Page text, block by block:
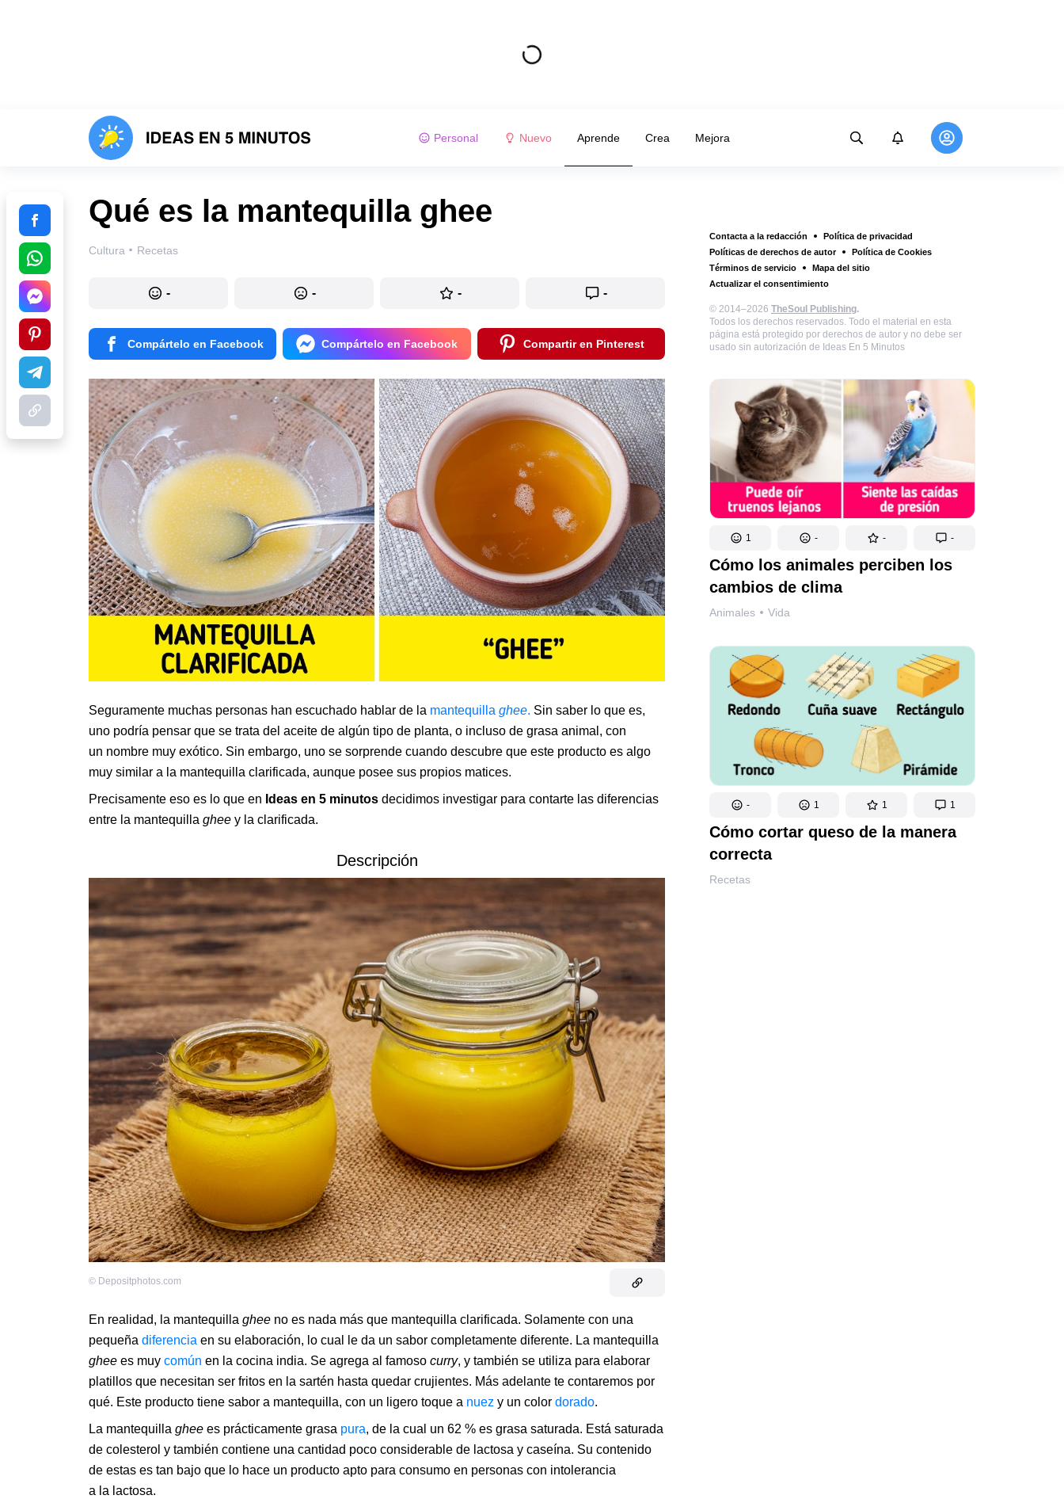
Personal Nuevo Aprende Crea Mejora
Contacta a la redacción
Política de privacidad
Políticas de derechos de autor
Política de Cookies
Términos de servicio
Mapa del sitio
Actualizar el consentimiento
© 2014–2026 TheSoul Publishing.
Todos los derechos reservados. Todo el material en esta
página está protegido por derechos de autor y no debe ser
usado sin autorización de Ideas En 5 Minutos
1 - - -
Cómo los animales perciben los
cambios de clima
Animales Vida
- 1 1 1
Cómo cortar queso de la manera
correcta
Recetas
Qué es la mantequilla ghee
Cultura · Recetas
- - - -
Compártelo en Facebook Compártelo en Facebook Compartir en Pinterest
Seguramente muchas personas han escuchado hablar de la mantequilla ghee. Sin saber lo que es,
uno podría pensar que se trata del aceite de algún tipo de planta, o incluso de grasa animal, con
un nombre muy exótico. Sin embargo, uno se sorprende cuando descubre que este producto es algo
muy similar a la mantequilla clarificada, aunque posee sus propios matices.
Precisamente eso es lo que en Ideas en 5 minutos decidimos investigar para contarte las diferencias
entre la mantequilla ghee y la clarificada.
Descripción
© Depositphotos.com
En realidad, la mantequilla ghee no es nada más que mantequilla clarificada. Solamente con una
pequeña diferencia en su elaboración, lo cual le da un sabor completamente diferente. La mantequilla
ghee es muy común en la cocina india. Se agrega al famoso curry, y también se utiliza para elaborar
platillos que necesitan ser fritos en la sartén hasta quedar crujientes. Más adelante te contaremos por
qué. Este producto tiene sabor a mantequilla, con un ligero toque a nuez y un color dorado.
La mantequilla ghee es prácticamente grasa pura, de la cual un 62 % es grasa saturada. Está saturada
de colesterol y también contiene una cantidad poco considerable de lactosa y caseína. Su contenido
de estas es tan bajo que lo hace un producto apto para consumo en personas con intolerancia
a la lactosa.